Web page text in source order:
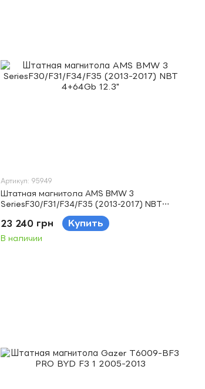
Артикул: 95949
Штатная магнитола AMS BMW 3
SeriesF30/F31/F34/F35 (2013-2017) NBT
23 240 грн Купить
В наличии